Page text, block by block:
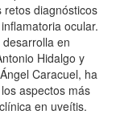
diagnósticos
ocular.
en
Hidalgo y
Caracuel, ha
aspectos más
en uveítis.